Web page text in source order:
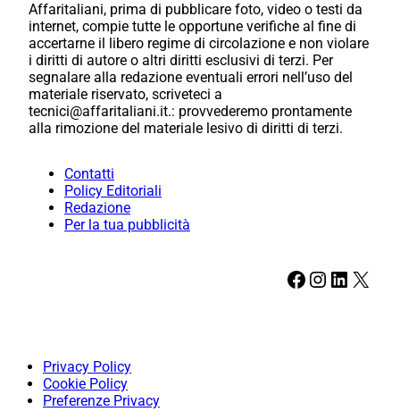
Affaritaliani, prima di pubblicare foto, video o testi da
internet, compie tutte le opportune verifiche al fine di
accertarne il libero regime di circolazione e non violare
i diritti di autore o altri diritti esclusivi di terzi. Per
segnalare alla redazione eventuali errori nell’uso del
materiale riservato, scriveteci a
tecnici@affaritaliani.it.: provvederemo prontamente
alla rimozione del materiale lesivo di diritti di terzi.
Contatti
Policy Editoriali
Redazione
Per la tua pubblicità
Facebook Instagram LinkedIn X
Privacy Policy
Cookie Policy
Preferenze Privacy